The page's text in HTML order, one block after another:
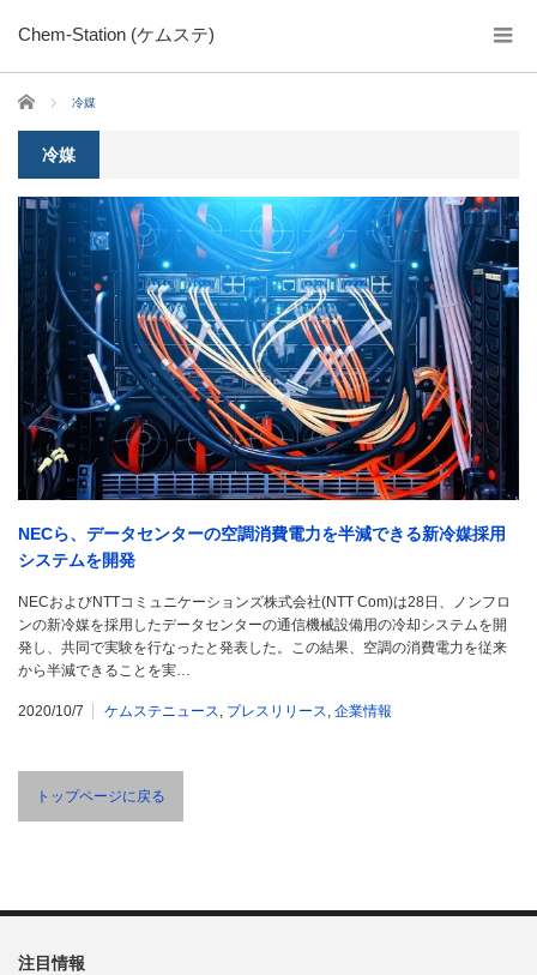
Chem-Station (ケムステ)
ホーム 冷媒
冷媒
NECら、データセンターの空調消費電力を半減できる新冷媒採用
システムを開発
NECおよびNTTコミュニケーションズ株式会社(NTT Com)は28日、ノンフロ
ンの新冷媒を採用したデータセンターの通信機械設備用の冷却システムを開
発し、共同で実験を行なったと発表した。この結果、空調の消費電力を従来
から半減できることを実…
2020/10/7 ケムステニュース, プレスリリース, 企業情報
トップページに戻る
注目情報